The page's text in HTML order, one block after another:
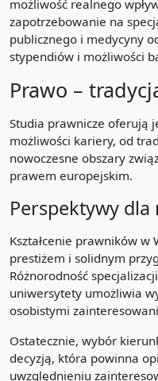
możliwość realnego
zapotrzebowanie na
publicznego i medycyny
stypendiów i możliwości
Prawo –
Studia prawnicze oferują
możliwości kariery, od
nowoczesne obszary
prawem europejskim.
Perspektywy
Kształcenie prawników
prestiżem i solidnym
Różnorodność
uniwersytety umożliwia
osobistymi
Ostatecznie, wybór
decyzją, która powinna
uwzględnieniu